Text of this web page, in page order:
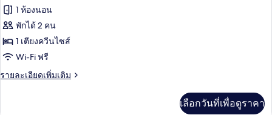
ของ
ห้อง
ดีไซน์
ดับเบิล,
1
นอน,
1 ห้องนอน
พักได้ 2 คน
1 เตียงควีนไซส์
Wi-Fi ฟรี
รายละเอียดเพิ่มเติม
ราย
เลือกวันที่เพื่อดูราคา